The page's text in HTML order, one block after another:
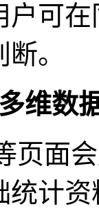
户可
。
维数
页面
统计